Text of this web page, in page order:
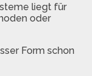
liegt für
oder
Form schon